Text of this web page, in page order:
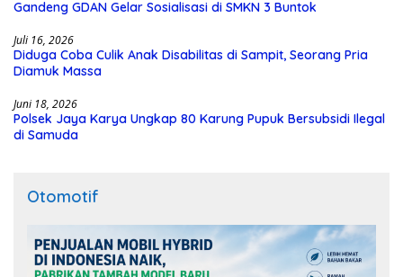
Gandeng GDAN Gelar Sosialisasi di SMKN 3 Buntok
Juli 16, 2026
Diduga Coba Culik Anak Disabilitas di Sampit, Seorang Pria
Diamuk Massa
Juni 18, 2026
Polsek Jaya Karya Ungkap 80 Karung Pupuk Bersubsidi Ilegal
di Samuda
Otomotif